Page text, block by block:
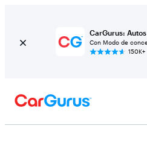
CarGurus:
Con Modo de
150K+